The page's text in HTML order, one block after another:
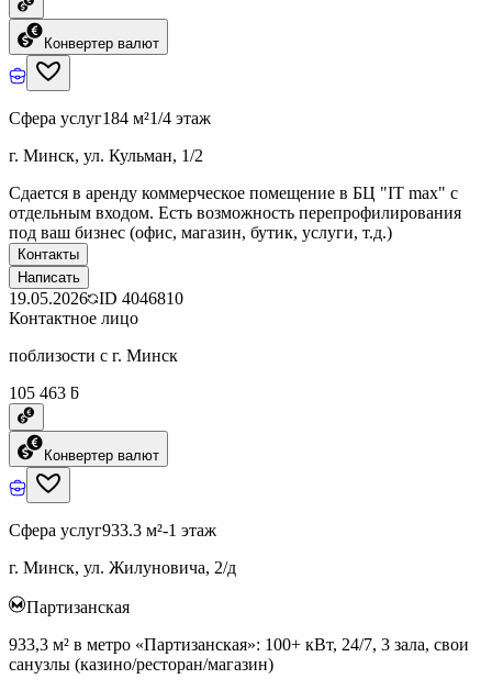
Конвертер валют
Сфера услуг184 м²1/4 этаж
г. Минск, ул. Кульман, 1/2
Сдается в аренду коммерческое помещение в БЦ "IT max" с
отдельным входом. Есть возможность перепрофилирования
под ваш бизнес (офис, магазин, бутик, услуги, т.д.)
Контакты
Написать
19.05.2026 ID 4046810
Контактное лицо
поблизости с г. Минск
105 463 ƃ
Конвертер валют
Сфера услуг933.3 м²-1 этаж
г. Минск, ул. Жилуновича, 2/д
Партизанская
933,3 м² в метро «Партизанская»: 100+ кВт, 24/7, 3 зала, свои
санузлы (казино/ресторан/магазин)